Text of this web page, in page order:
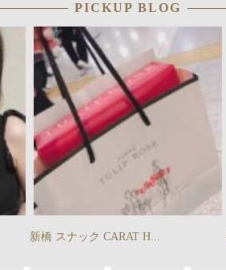
PICKUP BLOG
新橋 スナック CARAT H...